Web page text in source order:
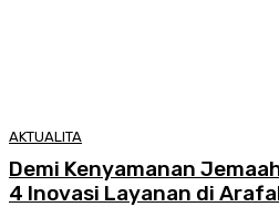
AKTUALITA
Demi Kenyamanan
4 Inovasi Layanan di